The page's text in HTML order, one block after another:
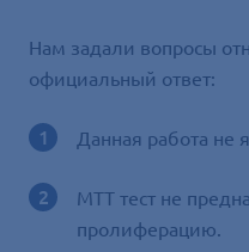
Нам задали вопросы
официальный ответ:
Данная работа не
МTT тест не
пролиферацию.